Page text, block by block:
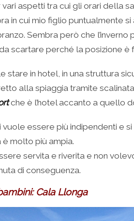
vari aspetti tra cui gli orari della
in cui mio figlio puntualmente
Sembra però che
scartare perché la posizione è
stare in hotel, in una struttura
alla spiaggia tramite
che è l’hotel accanto a quello
vuole essere più indipendenti e
è molto più ampia.
servita e riverita e non
di conseguenza.
Cala Llonga